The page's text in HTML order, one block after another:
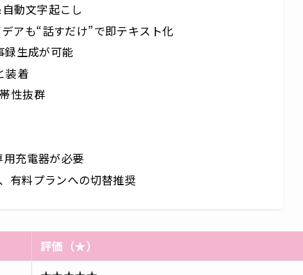
動文字起こし
アも“話すだけ”で即テキスト化
録生成が可能
装着
性抜群
充電器が必要
有料プランへの切替推奨
評価（★）